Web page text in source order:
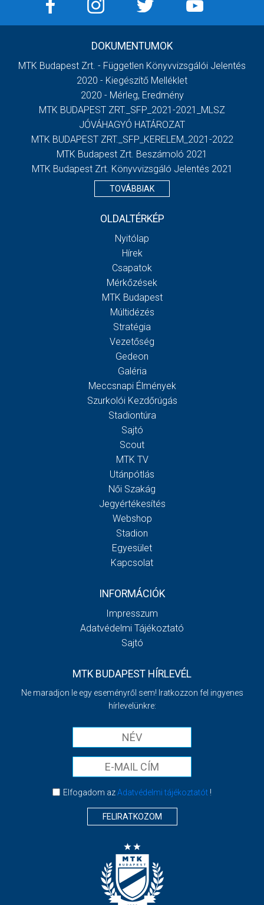
DOKUMENTUMOK
MTK Budapest Zrt. - Független Könyvvizsgálói Jelentés
2020 - Kiegészítő Melléklet
2020 - Mérleg, Eredmény
MTK BUDAPEST ZRT._SFP_2021-2021_MLSZ
JÓVÁHAGYÓ HATÁROZAT
MTK BUDAPEST ZRT._SFP_KERELEM_2021-2022
MTK Budapest Zrt. Beszámoló 2021
MTK Budapest Zrt. Könyvvizsgáló Jelentés 2021
TOVÁBBIAK
OLDALTÉRKÉP
Nyitólap
Hírek
Csapatok
Mérkőzések
MTK Budapest
Múltidézés
Stratégia
Vezetőség
Gedeon
Galéria
Meccsnapi Élmények
Szurkolói Kezdőrúgás
Stadiontúra
Sajtó
Scout
MTK TV
Utánpótlás
Női Szakág
Jegyértékesítés
Webshop
Stadion
Egyesület
Kapcsolat
INFORMÁCIÓK
Impresszum
Adatvédelmi Tájékoztató
Sajtó
MTK BUDAPEST HÍRLEVÉL
Ne maradjon le egy eseményről sem! Iratkozzon fel ingyenes
hírlevelünkre:
Elfogadom azAdatvédelmi tájékoztatót!
FELIRATKOZOM